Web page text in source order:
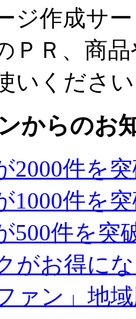
ジ作成サ
ＰＲ、商
いくださ
からのお
2000件を
1000件を
500件を突
がお得に
ァン」地